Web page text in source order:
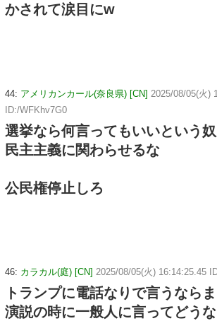
かされて涙目にw
44: アメリカンカール(奈良県) [CN] 2025/08/05(火)
ID:/WFKhv7G0
選挙なら何言ってもいいという
民主主義に関わらせるな
公民権停止しろ
46: カラカル(庭) [CN] 2025/08/05(火) 16:14:25.45
トランプに電話なりで言うなら
演説の時に一般人に言ってどう